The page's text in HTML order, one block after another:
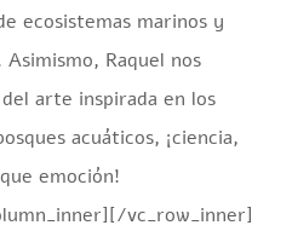
ecosistemas marinos y
Raquel nos
arte inspirada en los
acuáticos, ¡ciencia,
emoción!
vc_row_inner]